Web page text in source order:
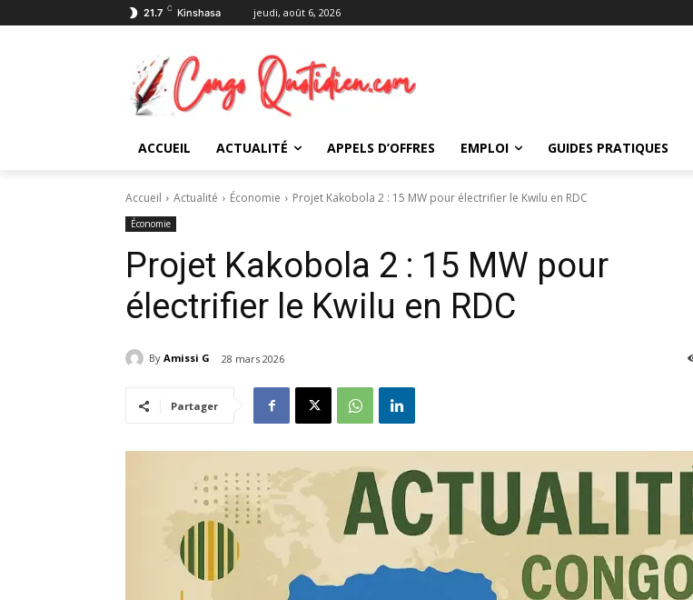
21.7 C Kinshasa jeudi, août 6, 2026
ACCUEIL ACTUALITÉ APPELS D’OFFRES EMPLOI GUIDES PRATIQUES
Accueil Actualité Économie Projet Kakobola 2 : 15 MW pour électrifier le Kwilu en RDC
Économie
Projet Kakobola 2 : 15 MW pour
électrifier le Kwilu en RDC
By Amissi G 28 mars 2026
Partager